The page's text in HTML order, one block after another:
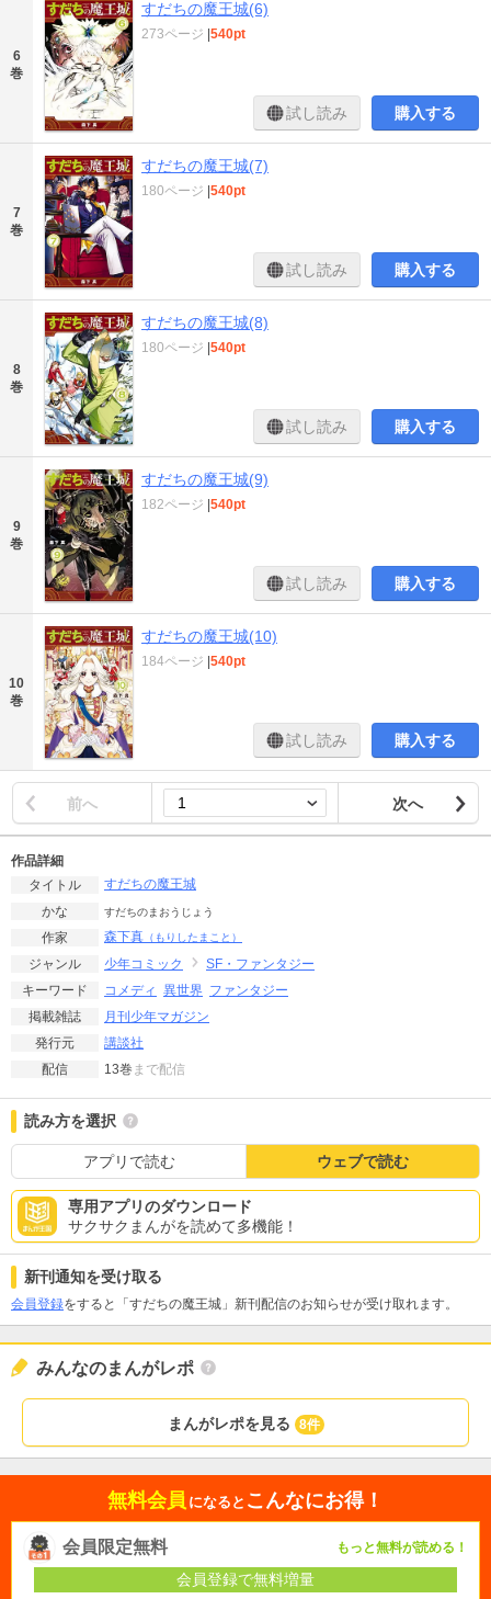
6
巻
すだちの魔王城(6)
273ページ 540pt
試し読み 購入する
7
巻
すだちの魔王城(7)
180ページ 540pt
試し読み 購入する
8
巻
すだちの魔王城(8)
180ページ 540pt
試し読み 購入する
9
巻
すだちの魔王城(9)
182ページ 540pt
試し読み 購入する
10
巻
すだちの魔王城(10)
184ページ 540pt
試し読み 購入する
前へ 次へ
作品詳細
タイトル
すだちの魔王城
かな
すだちのまおうじょう
作家 森下真 （もりしたまこと）
ジャンル 少年コミック
SF・ファンタジー
キーワード
コメディ 異世界 ファンタジー
掲載雑誌
月刊少年マガジン
発行元
講談社
配信
13巻 まで配信
読み方を選択
アプリで読む ウェブで読む
専用アプリのダウンロード
サクサクまんがを読めて多機能！
新刊通知を受け取る
会員登録をすると「すだちの魔王城」新刊配信のお知らせが受け取れます。
みんなのまんがレポ
まんがレポを見る 8件
無料会員 になると こんなにお得！
会員限定無料 もっと無料が読める！
会員登録で無料増量